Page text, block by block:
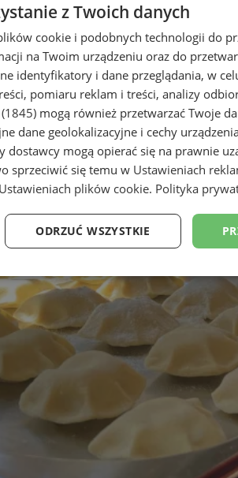
z Twoich danych
cookie i podobnych technologii do
na Twoim urządzeniu oraz do
identyfikatory i dane przeglądania, w
pomiaru reklam i treści, analizy
mogą również przetwarzać Twoje
dane geolokalizacyjne i cechy
dostawcy mogą opierać się na prawnie
sprzeciwić się temu w Ustawieniach
Ustawieniach plików cookie. Polityka
ODRZUĆ WSZYSTKIE
Targetowanie
Funkcjonalność
z podstawowych funkcji strony internetowej,
cookie nie można prawidłowo korzystać ze strony